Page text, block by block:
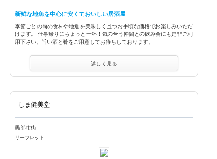
新鮮な地魚を中心に安くておいしい居酒屋
季節ごとの旬の食材や地魚を美味しく且つお手頃な価格でお楽しみいただ
けます。 仕事帰りにちょっと一杯！気の合う仲間との飲み会にも是非ご利
用下さい。旨い酒と肴をご用意してお待ちしております。
詳しく見る
しま健美堂
黒部市街
リーフレット